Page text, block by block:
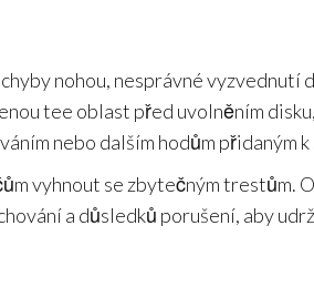
nohou, nesprávné vyzvednutí
tee oblast před uvolněním
nebo dalším hodům přidaným k
vyhnout se zbytečným trestům.
a důsledků porušení, aby